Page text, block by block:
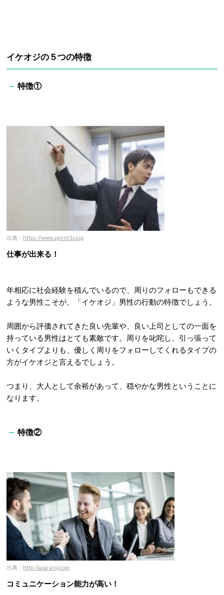
イケオジの５つの特徴
特徴①
出典： https://www.agent3.co.jp
仕事が出来る！
年相応に社会経験を積んでいるので、周りのフォローもできる
ような男性こそが、「イケオジ」男性の行動の特徴でしょう。
周囲から評価されてきた良い先輩や、良い上司としての一面を
持っている男性はとても素敵です。周りを叱咤し、引っ張って
いくタイプよりも、優しく周りをフォローしてくれるタイプの
方がイケオジと言えるでしょう。
つまり、大人として余裕があって、穏やかな男性ということに
なります。
特徴②
出典： http://azarassy.com
コミュニケーション能力が高い！